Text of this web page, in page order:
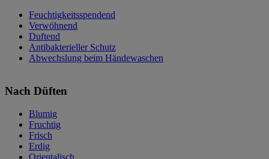
Feuchtigkeitsspendend
Verwöhnend
Duftend
Antibakterieller Schutz
Abwechslung beim Händewaschen
Nach Düften
Blumig
Fruchtig
Frisch
Erdig